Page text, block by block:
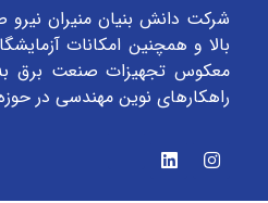
شرکت دانش بنیان منیران
بالا و همچنین امکانات
معکوس تجهیزات صنعت برق
راهکارهای نوین مهندسی در